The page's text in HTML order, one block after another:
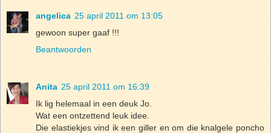
angelica 25 april 2011 om 13:05
gewoon super gaaf !!!
Beantwoorden
Anita 25 april 2011 om 16:39
Ik lig helemaal in een deuk Jo.
Wat een ontzettend leuk idee.
Die elastiekjes vind ik een giller en om die knalgele poncho